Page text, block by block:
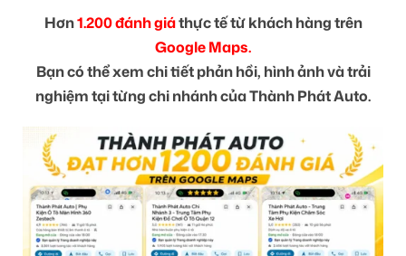
Hơn1.200 đánh giáthực tế từ khách hàng trên
Google Maps.
Bạn có thể xem chi tiết phản hồi, hình ảnh và trải
nghiệm tại từng chi nhánh của Thành Phát Auto.